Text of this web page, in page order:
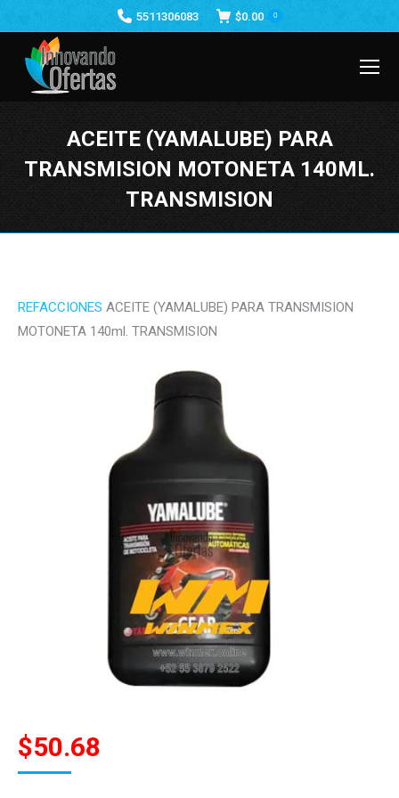
5511306083 $0.00 0
ACEITE (YAMALUBE) PARA
TRANSMISION MOTONETA 140ML.
TRANSMISION
REFACCIONES ACEITE (YAMALUBE) PARA TRANSMISION
MOTONETA 140ml. TRANSMISION
$50.68